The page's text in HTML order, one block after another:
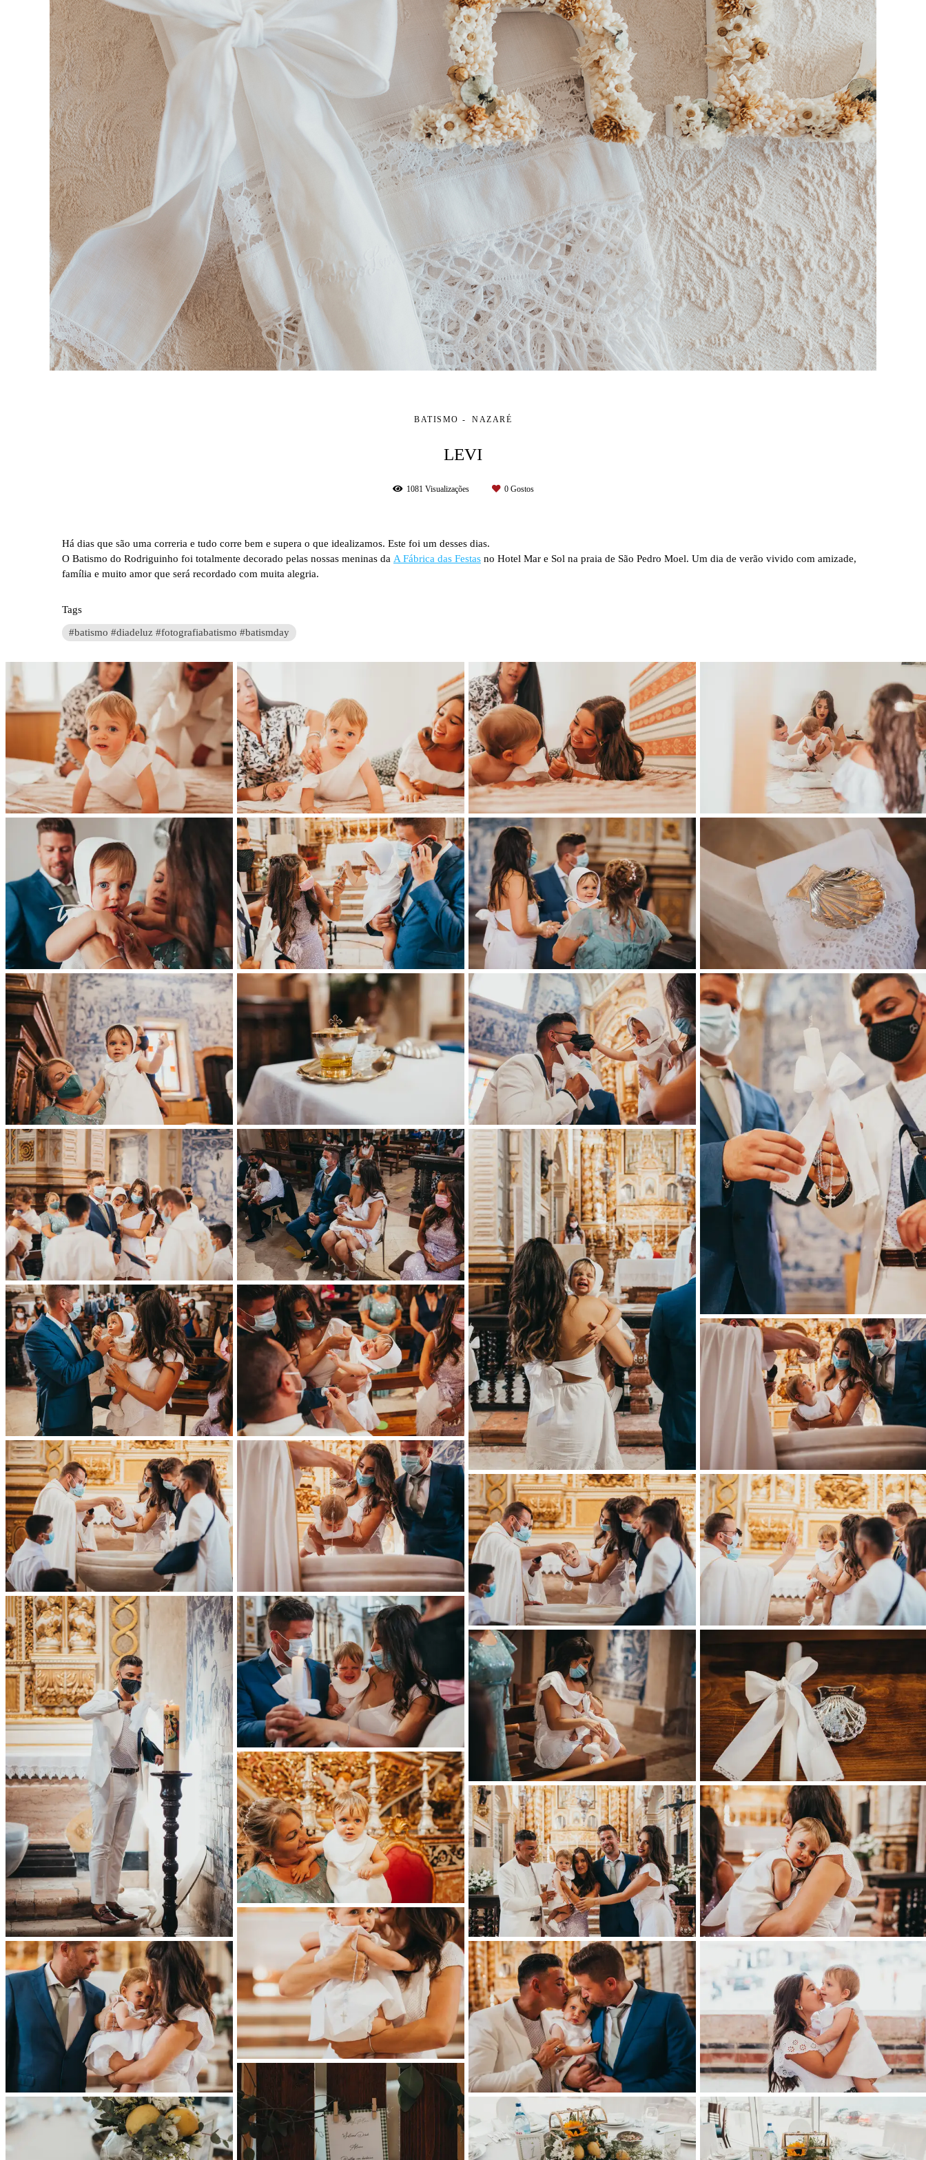
BATISMO NAZARÉ
LEVI
1081Visualizações 0Gostos
Há dias que são uma correria e tudo corre bem e supera o que idealizamos. Este foi um desses dias.
O Batismo do Rodriguinho foi totalmente decorado pelas nossas meninas da A Fábrica das Festas no Hotel Mar e Sol na praia de São Pedro Moel. Um dia de verão vivido com amizade,
família e muito amor que será recordado com muita alegria.
Tags
#batismo #diadeluz #fotografiabatismo #batismday